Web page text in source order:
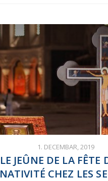
1. DECEMBAR, 2019
LE JEÛNE DE LA FÊTE
NATIVITÉ CHEZ LES